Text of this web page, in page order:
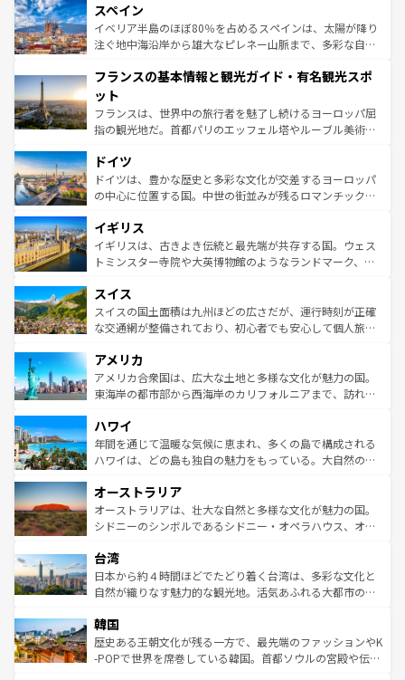
ろん、トスカーナの美しい田園風景やアマルフィ海岸の絶
景など、自然景観も見逃せない。観光の合間には、本場の
ピザやパスタなど、絶品のイタリア料理を堪能することも
ませてくれるイタリアで、忘れられない旅をしてみよう！
なお、新着のイタリア情報は
しい。
スペイン
イベリア半島のほぼ80％を占めるスペインは、太陽が降り
注ぐ地中海沿岸から雄大なピレネー山脈まで、多彩な自然
文化が根付くこの国では、情熱的なフラメンコ、熱気あふ
れる闘牛、そして美味しいタパスが生活の一部となってい
る。首都マドリードの洗練された雰囲気や、バルセロナの
アートに溢れた街角から、地方では古代ローマ遺跡や中世
せる。地方によって風土や気候が異なるスペインはその個
性で訪れる人を魅了する。 なお、新着のスペイン情報は コ
ンテンツ一覧を参照してほしい。
フランスの基本情報と観光ガイド・有名観光スポ
ット
フランスは、世界中の旅行者を魅了し続けるヨーロッパ屈
指の観光地だ。首都パリのエッフェル塔やルーブル美術館
で、幅広い魅力が詰まっている。華麗な宮殿、歴史的な大
聖堂、美しいビーチ、そして豊かな自然が、訪れる者を心
から魅了する。また、フランスは美食の国としても知ら
いる。シャンパンの発祥地であるランス、プロヴァンスの
香り高いラベンダー畑など、多彩な楽しみ方が可能だ。さ
らに、パリ以外の地域にも魅力が溢れており、どの街角に
れる地方に足を運ぶとそれぞれで全く異なる文化を体験で
きるだろう。 なお、新着のフランス情報はコンテンツ一覧
を参照してほしい。
ドイツ
ドイツは、豊かな歴史と多彩な文化が交差するヨーロッパ
の中心に位置する国。中世の街並みが残るロマンチック街
顔を持つこの国は、どこを歩いても飽きることがない。ベ
ルリンの文化的活気、バイエルン州のアルプスの絶景、そ
してライン川沿いのワイン畑といった風景は必見。ビール
は、お酒好きな人にはぜひ体験してほしい。 なお、新着の
ドイツ情報はコンテンツ一覧を参照してほしい。
イギリス
イギリスは、古きよき伝統と最先端が共存する国。ウェス
トミンスター寺院や大英博物館のようなランドマーク、歴
リアごとに異なる魅力がある。また、優雅なアフタヌーン
ティー、ビール好きにはたまらない英国パブ、サッカー観
戦など、本場だからこそできる体験も豊富。イギリスを旅
ンツ一覧を参照してほしい。
スイス
スイスの国土面積は九州ほどの広さだが、運行時刻が正確
な交通網が整備されており、初心者でも安心して個人旅行
の建物がそのまま残る町や、スイスならではのユニークな
博物館もあり、アルプス観光だけでなく町歩きも満喫する
ことができる。国民の所得が高いため物価も高いが、旅行
ば市内交通費無料で観光を楽しむこともできる。 なお、新
着のスイス情報はコンテンツ一覧 を参照してほしい。
アメリカ
アメリカ合衆国は、広大な土地と多様な文化が魅力の国。
東海岸の都市部から西海岸のカリフォルニアまで、訪れる
のような巨大都市は、観光、ショッピング、エンターテイ
ンメントが詰まった刺激的なスポットだ。一方、アメリカ
西部には大自然が広がり、グランドキャニオンやイエロー
部のニューオーリンズでは、音楽と美食が融合した独特の
文化が魅力。旅行者はアメリカの各地域で異なる魅力を楽
しみながら、その多様性と豊かな歴史を感じることができ
ならではの贅沢な旅のスタイルだ。 なお、新着のアメリカ
情報はコンテンツ一覧を参照してほしい。
ハワイ
年間を通じて温暖な気候に恵まれ、多くの島で構成される
ハワイは、どの島も独自の魅力をもっている。大自然の神
ワイ島は見逃せない。また、定番の観光地といえばオアフ
島だが、静かな自然を求めるならマウイ島やカウアイ島が
おすすめ。エメラルドグリーンに輝く海をはじめ、豊かな
れるおもてなしの心で訪れる人々を迎えてくれるハワイの
人々、おいしいローカルフードやハワイアンミュージッ
ク、伝統的なフラダンスなど、すべてがハワイの魅力を彩
ワイを、存分に味わってほしい。 なお、新着のハワイ情報
はコンテンツ一覧を参照してほしい。
オーストラリア
オーストラリアは、壮大な自然と多様な文化が魅力の国。
シドニーのシンボルであるシドニー・オペラハウス、オー
リアリーフや大陸中央部にそびえるウルル（エアーズロッ
ク）、タスマニアの美しい原生林やケアンズの熱帯雨林な
ど、見どころがたくさん。また、カフェやワイン、オージ
いる。アクティビティも充実しており、サーフィンやダイ
ビング、ハイキングなど、アウトドア好きにはたまらな
い。オーストラリアの多彩な魅力を存分に味わいつくそ
台湾
日本から約４時間ほどでたどり着く台湾は、多彩な文化と
自然が織りなす魅力的な観光地。活気あふれる大都市の台
ン）、静ひつな山岳地帯である台湾東部など、都市の喧騒
と山間の静けさが共存しており、訪れる人に新しい発見と
驚きをもたらしてくれる。また、奥深い台湾の食文化も魅
韓国
歴史ある王朝文化が残る一方で、最先端のファッションやK
-POPで世界を席巻している韓国。首都ソウルの宮殿や伝統